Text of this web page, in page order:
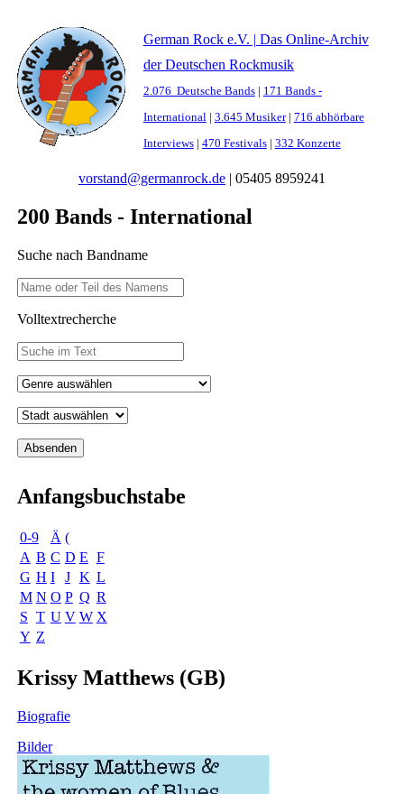
German Rock e.V. | Das Online-Archiv
der Deutschen Rockmusik
2.076 Deutsche Bands| 171 Bands -
International| 3.645 Musiker| 716 abhörbare
Interviews| 470 Festivals| 332 Konzerte
vorstand@germanrock.de| 05405 8959241
200 Bands - International
Suche nach Bandname
Volltextrecherche
Anfangsbuchstabe
0-9 Ä (
A B C D E F
G H I J K L
M N O P Q R
S T U V W X
Y Z
Krissy Matthews (GB)
Biografie
Bilder